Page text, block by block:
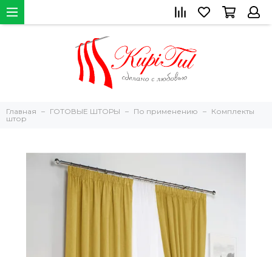
Главная ГОТОВЫЕ ШТОРЫ По применению
Комплекты
штор